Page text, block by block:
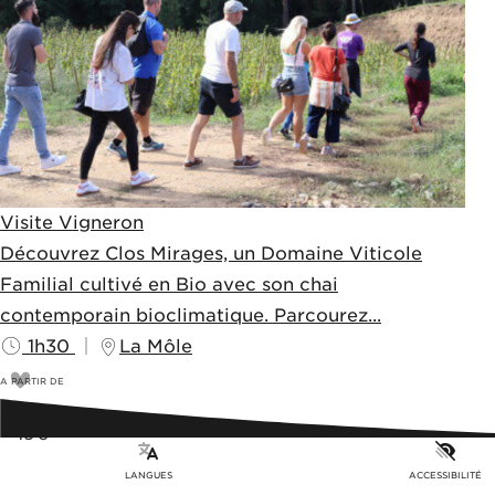
Visite Vigneron
Découvrez Clos Mirages, un Domaine Viticole
Familial cultivé en Bio avec son chai
contemporain bioclimatique. Parcourez...
1h30
La Môle
A PARTIR DE
19€
LANGUES ACCESSIBILITÉ